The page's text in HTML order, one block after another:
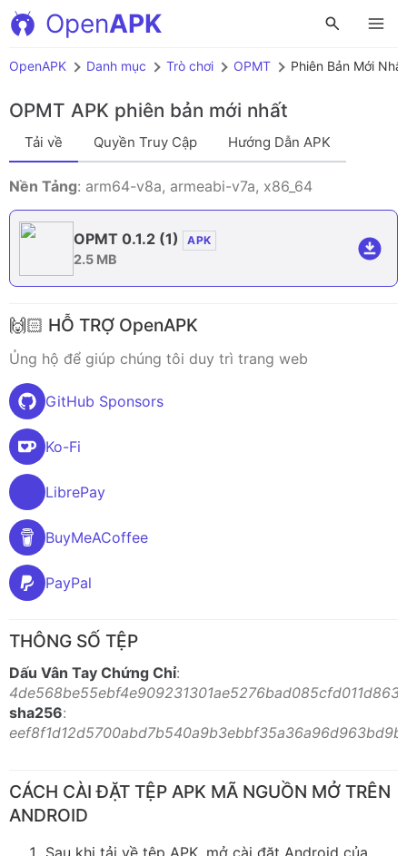
OpenAPK
OpenAPK Danh mục Trò chơi OPMT Phiên Bản Mới Nhất
OPMT APK phiên bản mới nhất
Tải về Quyền Truy Cập Hướng Dẫn APK
Nền Tảng: arm64-v8a, armeabi-v7a, x86_64
OPMT 0.1.2 (1) APK
2.5 MB
🙌🏻 HỖ TRỢ OpenAPK
Ủng hộ để giúp chúng tôi duy trì trang web
GitHub Sponsors
Ko-Fi
LibrePay
BuyMeACoffee
PayPal
THÔNG SỐ TỆP
Dấu Vân Tay Chứng Chỉ:
sha256:
CÁCH CÀI ĐẶT TỆP APK MÃ NGUỒN MỞ TRÊN
ANDROID